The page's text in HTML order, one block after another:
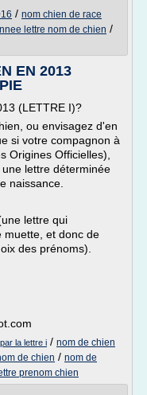
/ nom chien de race
lettre nom de chien /
EN 2013
(LETTRE I)?
ou envisagez d'en
si votre compagnon à
Officielles),
lettre déterminée
naissance.
lettre qui
muette, et donc de
des prénoms).
la lettre i / nom de chien
de chien / nom de
prenom chien